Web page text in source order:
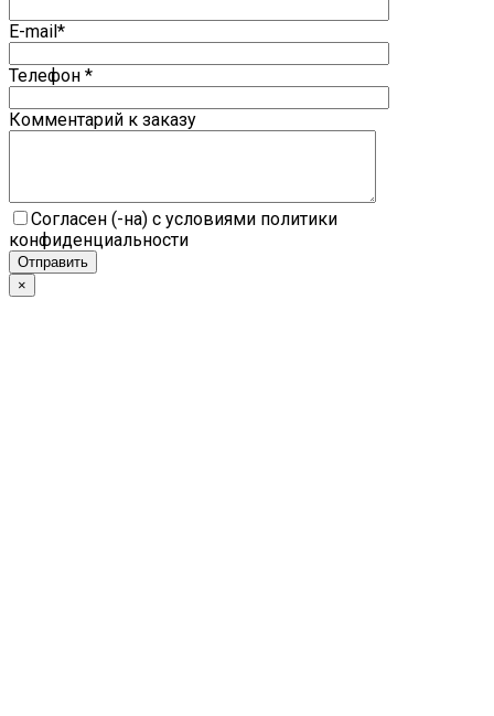
E-mail*
Телефон *
Комментарий к заказу
Согласен (-на) с условиями политики
конфиденциальности
×